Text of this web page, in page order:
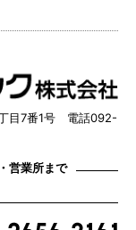
目7番1号 電話092-
営業所まで